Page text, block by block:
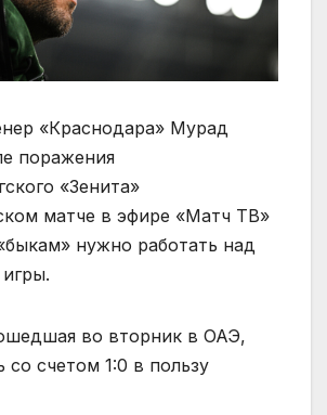
«Краснодара» Мурад
поражения
«Зенита»
матче в эфире «Матч ТВ»
нужно работать над
во вторник в ОАЭ,
со счетом 1:0 в пользу